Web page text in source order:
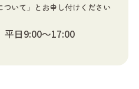
いて」とお申し付けください
平日9:00～17:00